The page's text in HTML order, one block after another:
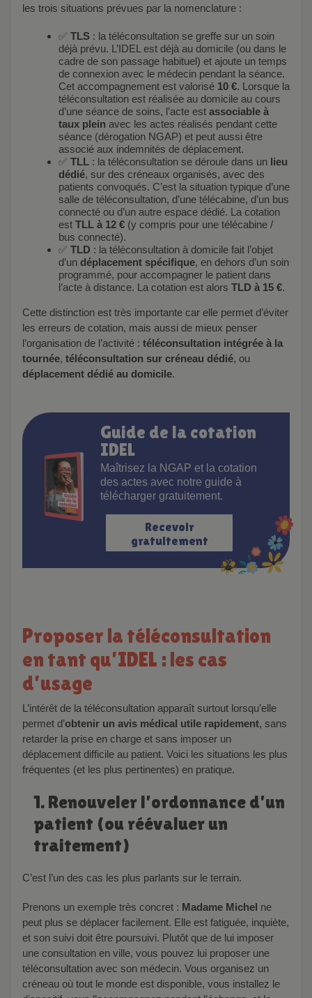
les trois situations prévues par la nomenclature :
✅ TLS : la téléconsultation se greffe sur un soin
déjà prévu. L’IDEL est déjà au domicile (ou dans le
cadre de son passage habituel) et ajoute un temps
de connexion avec le médecin pendant la séance.
Cet accompagnement est valorisé 10 €. Lorsque la
téléconsultation est réalisée au domicile au cours
d’une séance de soins, l’acte est associable à
taux plein avec les actes réalisés pendant cette
séance (dérogation NGAP) et peut aussi être
associé aux indemnités de déplacement.
✅ TLL : la téléconsultation se déroule dans un lieu
dédié, sur des créneaux organisés, avec des
patients convoqués. C’est la situation typique d’une
salle de téléconsultation, d’une télécabine, d’un bus
connecté ou d’un autre espace dédié. La cotation
est TLL à 12 € (y compris pour une télécabine /
bus connecté).
✅ TLD : la téléconsultation à domicile fait l’objet
d’un déplacement spécifique, en dehors d’un soin
programmé, pour accompagner le patient dans
l’acte à distance. La cotation est alors TLD à 15 €.
Cette distinction est très importante car elle permet d’éviter
les erreurs de cotation, mais aussi de mieux penser
l’organisation de l’activité : téléconsultation intégrée à la
tournée, téléconsultation sur créneau dédié, ou
déplacement dédié au domicile.
Guide de la cotation
IDEL
Maîtrisez la NGAP et la cotation
des actes avec notre guide à
télécharger gratuitement.
Recevoir
gratuitement
Proposer la téléconsultation
en tant qu’IDEL : les cas
d’usage
L’intérêt de la téléconsultation apparaît surtout lorsqu’elle
permet d’obtenir un avis médical utile rapidement, sans
retarder la prise en charge et sans imposer un
déplacement difficile au patient. Voici les situations les plus
fréquentes (et les plus pertinentes) en pratique.
1. Renouveler l’ordonnance d’un
patient (ou réévaluer un
traitement)
C’est l’un des cas les plus parlants sur le terrain.
Prenons un exemple très concret : Madame Michel ne
peut plus se déplacer facilement. Elle est fatiguée, inquiète,
et son suivi doit être poursuivi. Plutôt que de lui imposer
une consultation en ville, vous pouvez lui proposer une
téléconsultation avec son médecin. Vous organisez un
créneau où tout le monde est disponible, vous installez le